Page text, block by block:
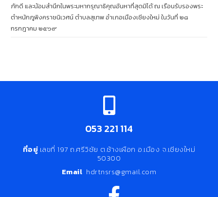
ภักดี และน้อมสำนึกในพระมหากรุณาธิคุณอันหาที่สุดมิได้ ณ เรือนรับรองพระ
ตำหนักภูพิงคราชนิเวศน์ ตำบลสุเทพ อำเภอเมืองเชียงใหม่ ในวันที่ ๒๘
กรกฎาคม ๒๕๖๙
053 221 114
ที่อยู่ เลขที่ 197 ถ.ศรีวิชัย ต.ช้างเผือก อ.เมือง จ.เชียงใหม่
50300
Email hdrtnsrs@gmail.com